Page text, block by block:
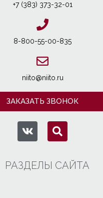
+7 (383) 373-32-01
8-800-55-00-835
niito@niito.ru
ЗАКАЗАТЬ ЗВОНОК
РАЗДЕЛЫ САЙТА